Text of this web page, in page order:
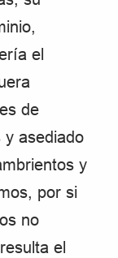
el
de
y asediado
y
por si
no
el